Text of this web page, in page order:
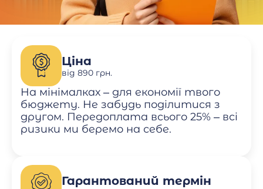
Ціна
від 890 грн.
На мінімалках – для економії твого
бюджету. Не забудь поділитися з
другом. Передоплата всього 25% – всі
ризики ми беремо на себе.
Гарантований термін